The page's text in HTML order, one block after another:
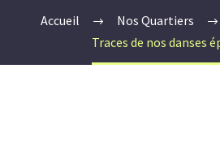
Accueil Nos Quartiers
Traces de nos danses